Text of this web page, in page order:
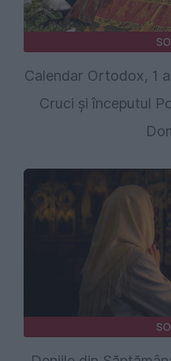
Calendar Ortodox, 1
Cruci și începutul